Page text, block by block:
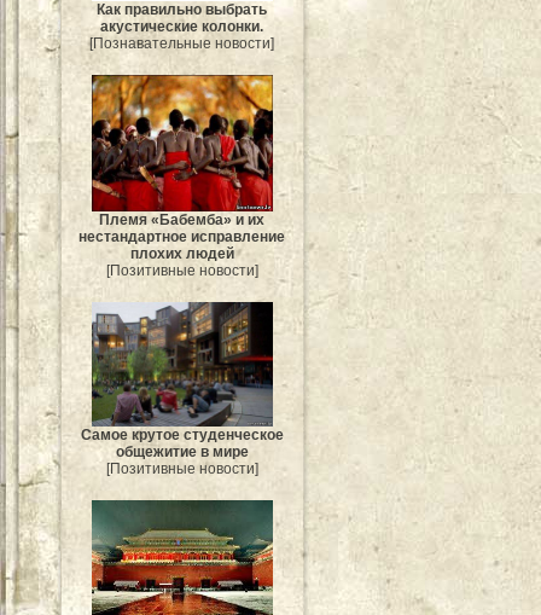
Как правильно выбрать
акустические колонки.
[Познавательные новости]
Племя «Бабемба» и их
нестандартное исправление
плохих людей
[Позитивные новости]
Самое крутое студенческое
общежитие в мире
[Позитивные новости]